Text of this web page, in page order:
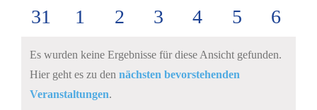
Veranstaltungen
Veranstaltungen
Veranstaltungen
Veranstaltungen
Veranstaltungen
0
31
0
1
0
2
0
3
0
4
0
5
0
6
Hinweis
Es wurden keine Ergebnisse für diese Ansicht gefunden.
Hier geht es zu den nächsten bevorstehenden
Veranstaltungen.